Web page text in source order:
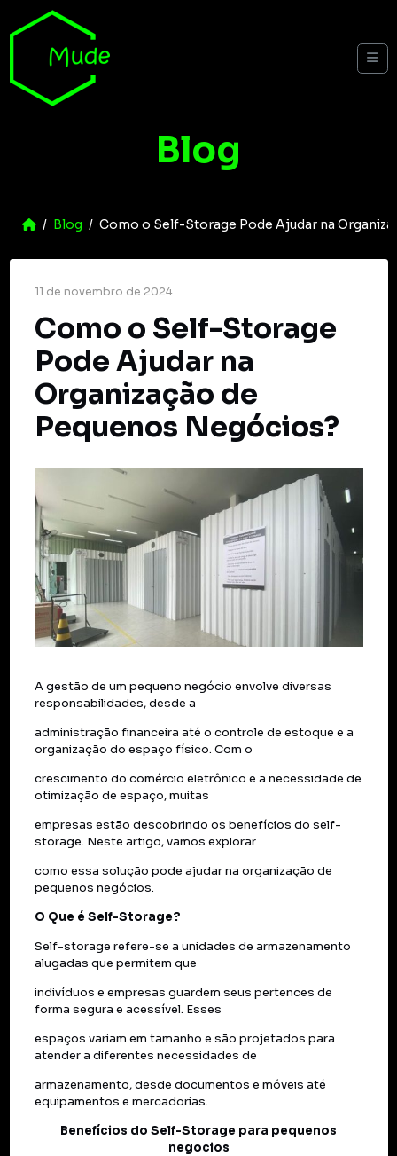
Skip to content
Blog
Home
Blog Como o Self-Storage Pode Ajudar na
11 de novembro de 2024
Como o Self-Storage
Pode Ajudar na
Organização de
Pequenos Negócios?
A gestão de um pequeno negócio envolve diversas
responsabilidades, desde a
administração financeira até o controle de estoque e a
organização do espaço físico. Com o
crescimento do comércio eletrônico e a necessidade de
otimização de espaço, muitas
empresas estão descobrindo os benefícios do self-
storage. Neste artigo, vamos explorar
como essa solução pode ajudar na organização de
pequenos negócios.
O Que é Self-Storage?
Self-storage refere-se a unidades de armazenamento
alugadas que permitem que
indivíduos e empresas guardem seus pertences de
forma segura e acessível. Esses
espaços variam em tamanho e são projetados para
atender a diferentes necessidades de
armazenamento, desde documentos e móveis até
equipamentos e mercadorias.
Benefícios do Self-Storage para pequenos
negocios